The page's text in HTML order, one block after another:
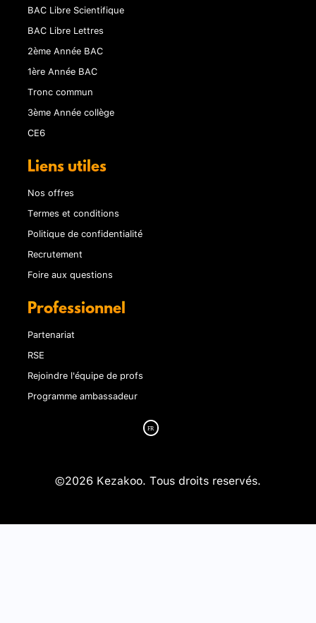
BAC Libre Scientifique
BAC Libre Lettres
2ème Année BAC
1ère Année BAC
Tronc commun
3ème Année collège
CE6
Liens utiles
Nos offres
Termes et conditions
Politique de confidentialité
Recrutement
Foire aux questions
Professionnel
Partenariat
RSE
Rejoindre l'équipe de profs
Programme ambassadeur
©2026 Kezakoo. Tous droits reservés.